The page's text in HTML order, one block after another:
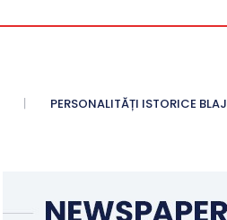
PERSONALITĂȚI ISTORICE BLAJ